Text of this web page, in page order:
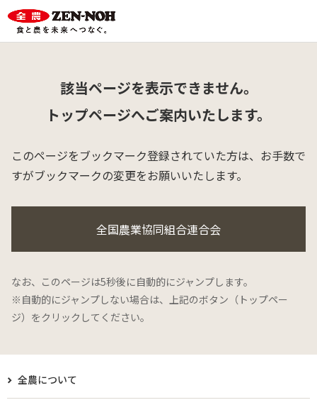
該当ページを表示できません。
トップページへご案内いたします。
このページをブックマーク登録されていた方は、 お手数で
すがブックマークの変更をお願いいたします。
全国農業協同組合連合会
なお、このページは5秒後に自動的にジャンプします。
※自動的にジャンプしない場合は、上記のボタン（トップペー
ジ）をクリックしてください。
全農について